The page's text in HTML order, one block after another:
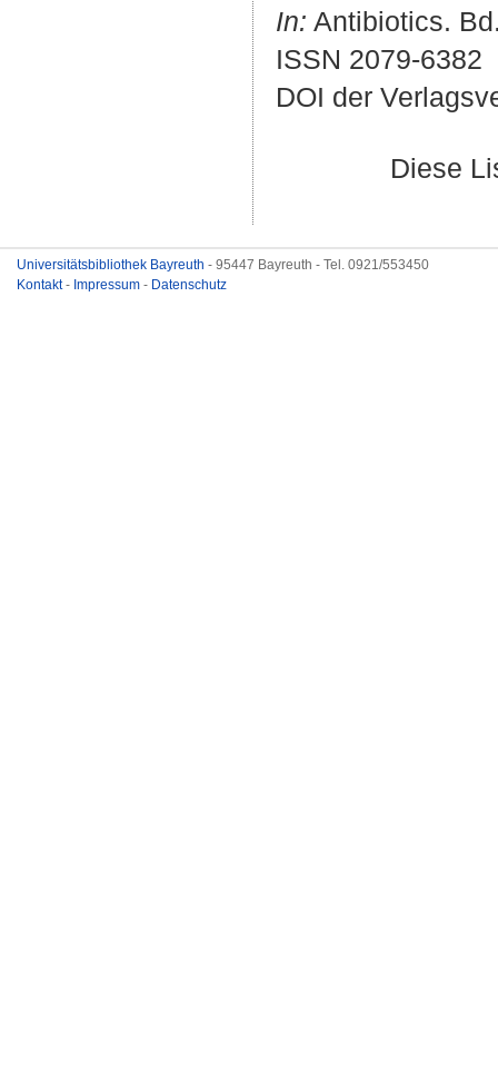
In: Antibiotics.
ISSN 2079-6382
DOI der
Diese
Universitätsbibliothek Bayreuth - 95447 Bayreuth - Tel. 0921/553450
Kontakt- Impressum - Datenschutz